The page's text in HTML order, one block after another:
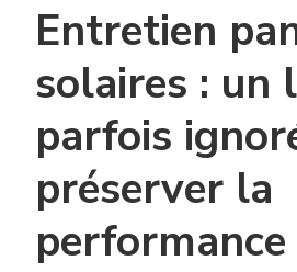
Entretien
solaires : un
parfois
préserver la
performance